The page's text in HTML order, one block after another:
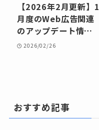
【2026年2月更新】1
月度のWeb広告関連
のアップデート情報
まとめ
2026/02/26
おすすめ記事